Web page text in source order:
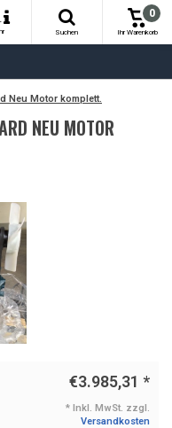
Suchen
0
Ihr Warenkorb
Neu Motor komplett.
NEU MOTOR
€3.985,31 *
* Inkl. MwSt. zzgl.
Versandkosten